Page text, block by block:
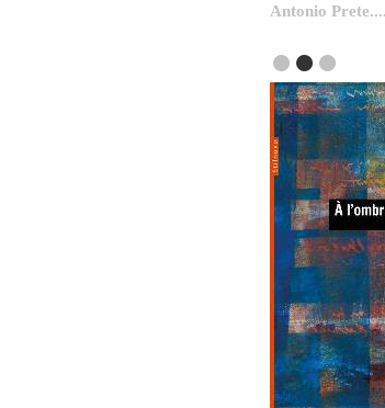
Antonio Prete
●●●